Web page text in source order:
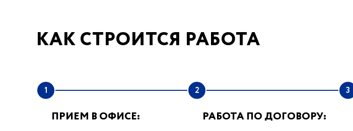
КАК СТРОИТСЯ РАБОТА
1
ПРИЕМ В ОФИСЕ:
2
РАБОТА ПО ДОГОВОРУ:
3